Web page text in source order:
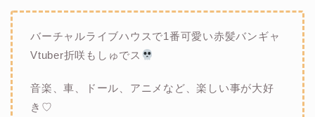
バーチャルライブハウスで1番可愛い赤髪バンギャ
Vtuber折咲もしゅでス
音楽、車、ドール、アニメなど、楽しい事が大好
き♡